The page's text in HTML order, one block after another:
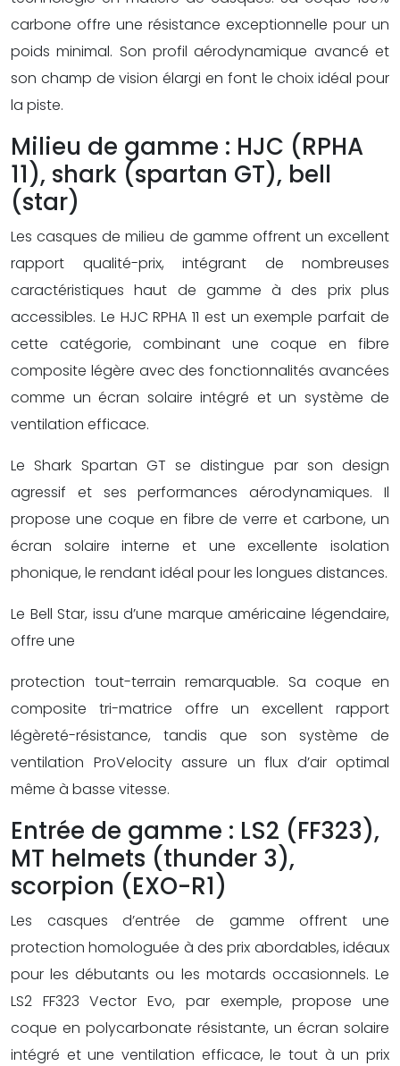
carbone offre une résistance exceptionnelle pour un
poids minimal. Son profil aérodynamique avancé et
son champ de vision élargi en font le choix idéal pour
la piste.
Milieu de gamme : HJC (RPHA
11), shark (spartan GT), bell
(star)
Les casques de milieu de gamme offrent un excellent
rapport qualité-prix, intégrant de nombreuses
caractéristiques haut de gamme à des prix plus
accessibles. Le HJC RPHA 11 est un exemple parfait de
cette catégorie, combinant une coque en fibre
composite légère avec des fonctionnalités avancées
comme un écran solaire intégré et un système de
ventilation efficace.
Le Shark Spartan GT se distingue par son design
agressif et ses performances aérodynamiques. Il
propose une coque en fibre de verre et carbone, un
écran solaire interne et une excellente isolation
phonique, le rendant idéal pour les longues distances.
Le Bell Star, issu d’une marque américaine légendaire,
offre une
protection tout-terrain remarquable. Sa coque en
composite tri-matrice offre un excellent rapport
légèreté-résistance, tandis que son système de
ventilation ProVelocity assure un flux d’air optimal
même à basse vitesse.
Entrée de gamme : LS2 (FF323),
MT helmets (thunder 3),
scorpion (EXO-R1)
Les casques d’entrée de gamme offrent une
protection homologuée à des prix abordables, idéaux
pour les débutants ou les motards occasionnels. Le
LS2 FF323 Vector Evo, par exemple, propose une
coque en polycarbonate résistante, un écran solaire
intégré et une ventilation efficace, le tout à un prix